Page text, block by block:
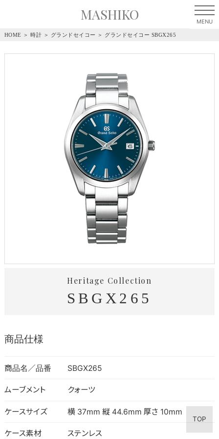
MASHIKO
HOME ＞ 時計 ＞ グランドセイコー ＞ グランドセイコー SBGX265
Heritage Collection
SBGX265
商品仕様
商品名／品番 SBGX265
ムーブメント クォーツ
ケースサイズ 横 37mm 縦 44.6mm 厚さ 10mm
ケース素材 ステンレス
TOP